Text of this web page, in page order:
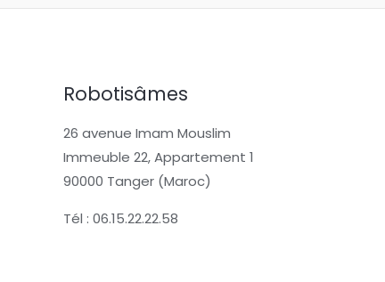
Robotisâmes
26 avenue Imam Mouslim
Immeuble 22, Appartement 1
90000 Tanger (Maroc)
Tél : 06.15.22.22.58